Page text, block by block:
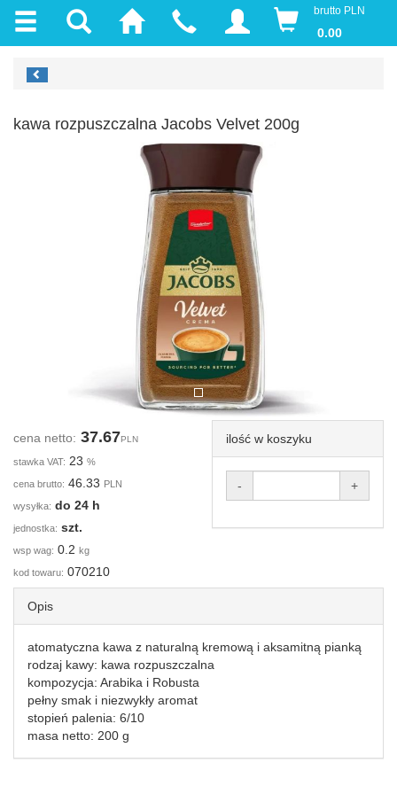
brutto PLN
0.00
kawa rozpuszczalna Jacobs Velvet 200g
cena netto: 37.67PLN
stawka VAT: 23 %
cena brutto: 46.33 PLN
wysyłka: do 24 h
jednostka: szt.
wsp wag: 0.2 kg
kod towaru: 070210
ilość w koszyku
- +
Opis
atomatyczna kawa z naturalną kremową i aksamitną pianką
rodzaj kawy: kawa rozpuszczalna
kompozycja: Arabika i Robusta
pełny smak i niezwykły aromat
stopień palenia: 6/10
masa netto: 200 g